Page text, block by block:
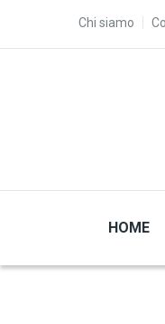
TOP MENU
Chi siamo
HOME